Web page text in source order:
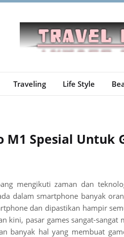
Traveling Life Style
M1 Spesial Untuk
mengikuti zaman dan
dalam smartphone banyak
dan dipastikan hampir
kini, pasar games sangat-sangat
banyak hal yang membuat